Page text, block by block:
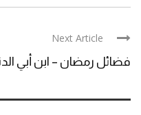
Next Article
فضائل رمضان – ابن أبي